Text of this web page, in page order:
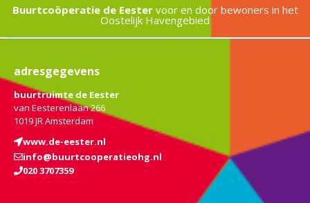
Buurtcoöperatie de Eestervoor en door bewoners in het
Oostelijk Havengebied
adresgegevens
buurtruimte de Eester
van Eesterenlaan 266
1019 JR Amsterdam
www.de-eester.nl
info@buurtcooperatieohg.nl
020 3707359